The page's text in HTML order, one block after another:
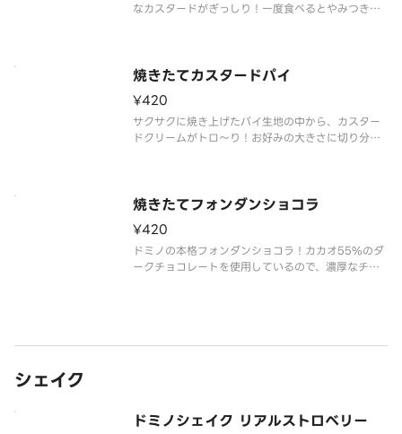
なカスタードがぎっしり！一度食べるとやみつきに
焼きたてカスタードパイ
¥420
サクサクに焼き上げたパイ生地の中から、カスター
ドクリームがトロ～り！お好みの大きさに切り分け
焼きたてフォンダンショコラ
¥420
ドミノの本格フォンダンショコラ！カカオ55%のダ
ークチョコレートを使用しているので、濃厚なチョ
シェイク
ドミノシェイク リアルストロベリー